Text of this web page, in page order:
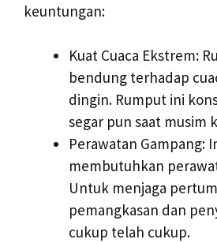
keuntungan:
Kuat Cuaca Ekstrem:
bendung terhadap
dingin. Rumput ini
segar pun saat musim
Perawatan Gampang:
membutuhkan
Untuk menjaga
pemangkasan dan
cukup telah cukup.